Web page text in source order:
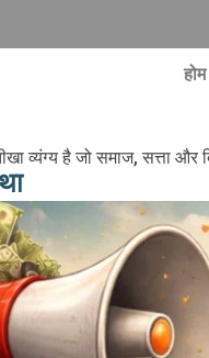
pr1kL7kJQ
content
होम
व्यंग्य है जो समाज, सत्ता